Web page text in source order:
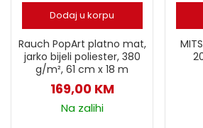
Dodaj u korpu
Rauch PopArt platno mat,
jarko bijeli poliester, 380
g/m², 61 cm x 18 m
169,00 KM
Na zalihi